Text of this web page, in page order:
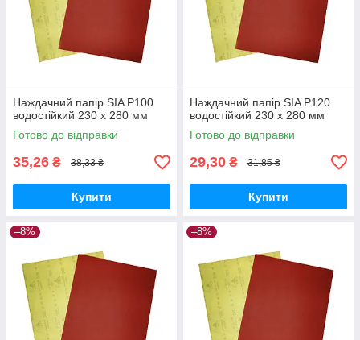
Наждачний папір SIA P100
водостійкий 230 х 280 мм
Готово до відправки
35,26 ₴ 38,33 ₴
Купити
Наждачний папір SIA P120
водостійкий 230 х 280 мм
Готово до відправки
29,30 ₴ 31,85 ₴
Купити
–8% –8%